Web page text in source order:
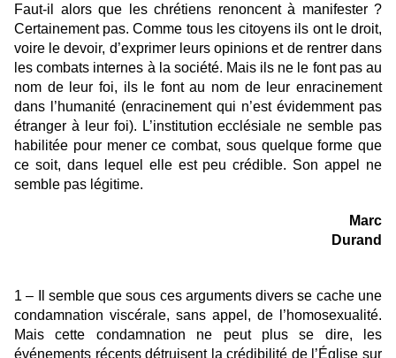
Faut-il alors que les chrétiens renoncent à manifester ?
Certainement pas. Comme tous les citoyens ils ont le droit,
voire le devoir, d’exprimer leurs opinions et de rentrer dans
les combats internes à la société. Mais ils ne le font pas au
nom de leur foi, ils le font au nom de leur enracinement
dans l’humanité (enracinement qui n’est évidemment pas
étranger à leur foi). L’institution ecclésiale ne semble pas
habilitée pour mener ce combat, sous quelque forme que
ce soit, dans lequel elle est peu crédible. Son appel ne
semble pas légitime.
Marc
Durand
1 – Il semble que sous ces arguments divers se cache une
condamnation viscérale, sans appel, de l’homosexualité.
Mais cette condamnation ne peut plus se dire, les
événements récents détruisent la crédibilité de l’Église sur